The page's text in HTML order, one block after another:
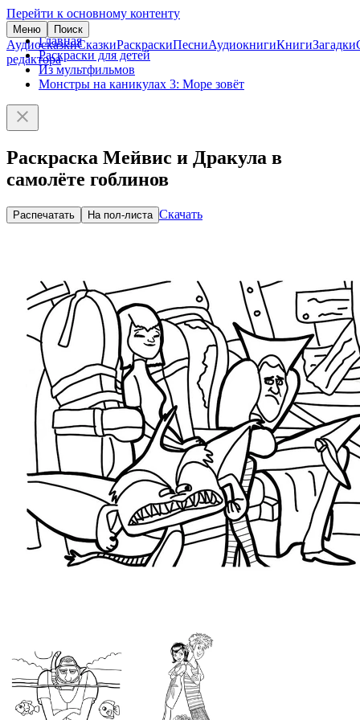
Перейти к основному контенту
Меню Поиск
АудиосказкиСказкиРаскраскиПесниАудиокнигиКнигиЗагадки
редактора
Главная
Раскраски для детей
Из мультфильмов
Монстры на каникулах 3: Море зовёт
Раскраска Мейвис и Дракула в
самолёте гоблинов
Распечатать На пол-листа Скачать